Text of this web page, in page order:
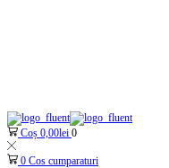
Coș 0,00lei 0
0 Cos cumparaturi